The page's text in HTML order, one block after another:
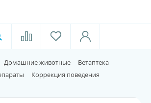
индустрии
Домашние животные
Ветаптека
Коррекция поведения